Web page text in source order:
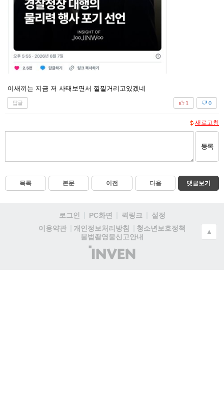
이새끼는 지금 저 사태보면서 낄낄거리고있겠네
답글 0
1
새로고침
등록
목록 본문 이전 다음 댓글보기
로그인 PC화면 퀵링크
설정
이용약관
개인정보처리방침
청소년보호정책
불법촬영물신고안내
(주)
인
▲